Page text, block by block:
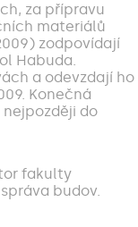
za přípravu
materiálů
zodpovídají
Habuda.
a odevzdají ho
Konečná
do
fakulty
budov.